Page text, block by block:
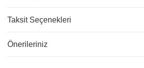
Taksit Seçenekleri
Önerileriniz